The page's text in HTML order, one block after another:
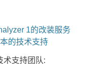
1的改装服务
的技术支持
术支持团队: